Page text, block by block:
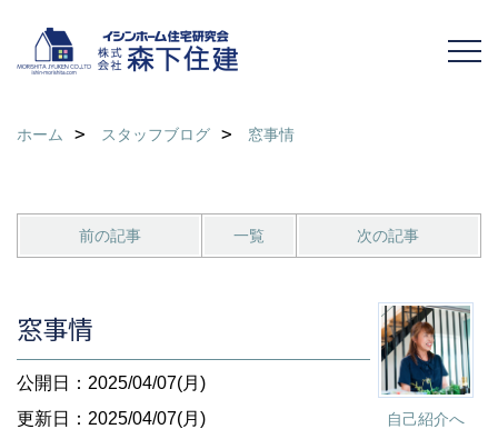
ホーム スタッフブログ 窓事情
前の記事 一覧 次の記事
自己紹介へ
窓事情
公開日：2025/04/07(月)
更新日：2025/04/07(月)